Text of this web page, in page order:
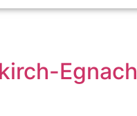
Egnach